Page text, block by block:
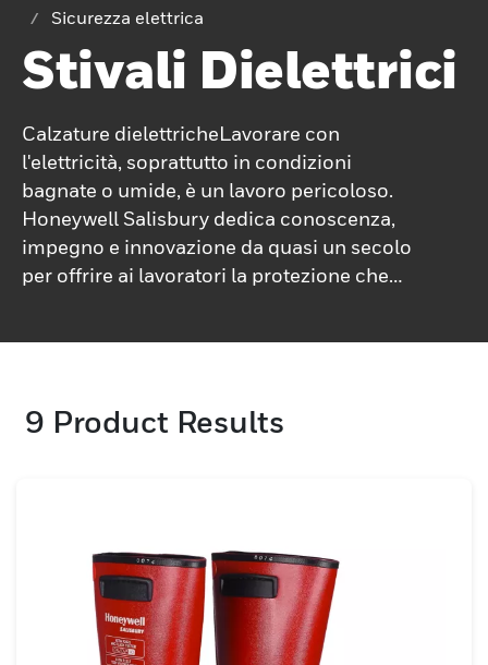
Sicurezza elettrica
Stivali Dielettrici
Calzature dielettricheLavorare con
l'elettricità, soprattutto in condizioni
bagnate o umide, è un lavoro pericoloso.
Honeywell Salisbury dedica conoscenza,
impegno e innovazione da quasi un secolo
per offrire ai lavoratori la protezione che
testati e sono conformi ai requisiti di
9 Product Results